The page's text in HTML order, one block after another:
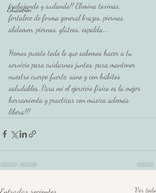
Educación
trabajando y sudando!! Elimina toxinas,
fortalece de forma general brazos, piernas,
abdomen, piernas, glúteos, espalda...
Hemos puesto todo lo que sabemos hacer a tu
servicio para cuidarnos juntos, para mantener
nuestro cuerpo fuerte, sano y con hábitos
saludables. Para mi el ejercicio físico es la mejor
herramienta y practicar con música además
libera!!!
Ver todo